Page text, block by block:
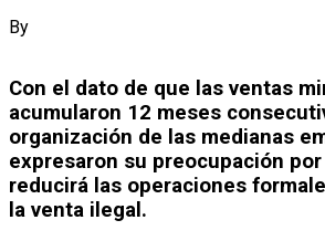
By
Con el dato de que las ventas
acumularon 12 meses
organización de las medianas
expresaron su preocupación
reducirá las operaciones
la venta ilegal.